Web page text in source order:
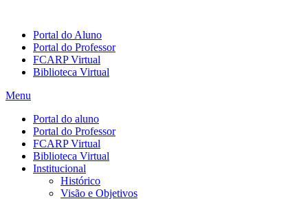
Portal do Aluno
Portal do Professor
FCARP Virtual
Biblioteca Virtual
Menu
Portal do aluno
Portal do Professor
FCARP Virtual
Biblioteca Virtual
Institucional
Histórico
Visão e Objetivos